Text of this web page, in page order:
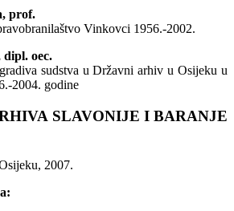
prof.
Vinkovci 1956.-2002.
oec.
sudstva u Državni arhiv u Osijeku u
2004. godine
SLAVONIJE I BARANJE
2007.